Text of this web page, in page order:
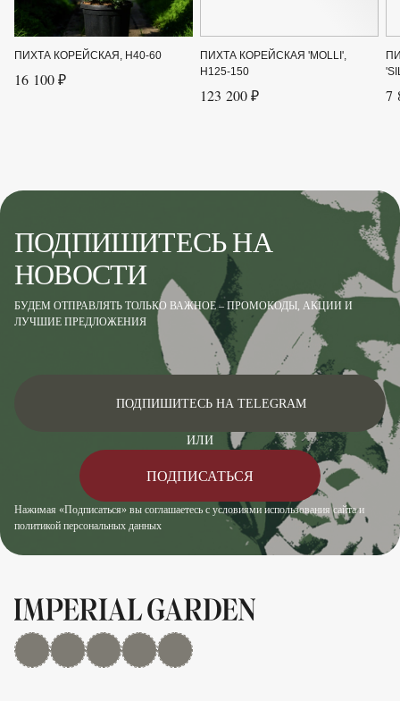
ПИХТА КОРЕЙСКАЯ, H40-60
16 100 ₽
ПИХТА КОРЕЙСКАЯ 'MOLLI',
H125-150
123 200 ₽ 7
ПОДПИШИТЕСЬ НА
НОВОСТИ
БУДЕМ ОТПРАВЛЯТЬ ТОЛЬКО ВАЖНОЕ – ПРОМОКОДЫ, АКЦИИ И
ЛУЧШИЕ ПРЕДЛОЖЕНИЯ
Нажимая «Подписаться» вы соглашаетесь с условиями использования сайта и
политикой персональных данных
ПОДПИШИТЕСЬ НА TELEGRAM
ИЛИ
ПОДПИСАТЬСЯ
MAX Дзен YouTuberutubeTelegram